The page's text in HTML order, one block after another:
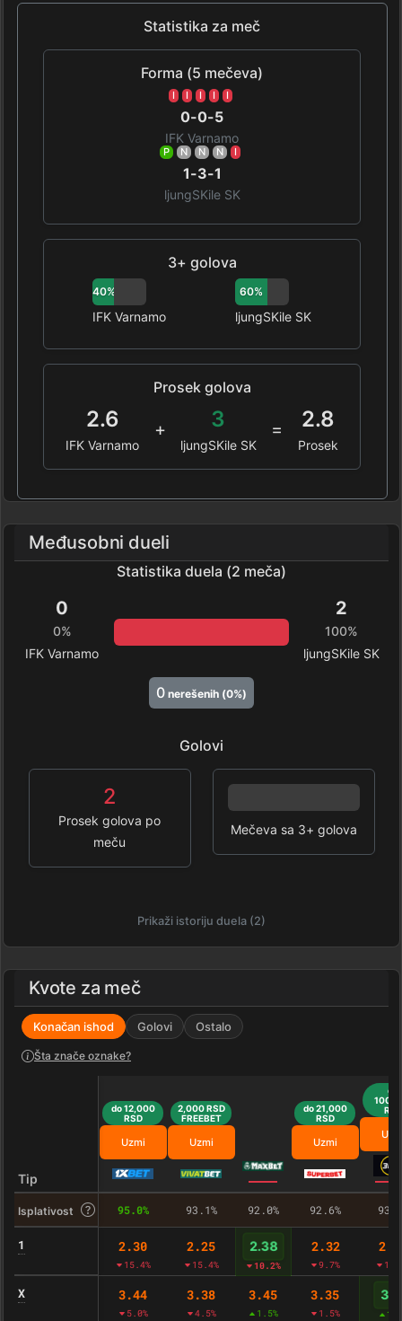
Statistika za meč
Forma (5 mečeva)
I I I I I
0-0-5
IFK Varnamo
P N N N I
1-3-1
ljungSKile SK
3+ golova
40%
IFK Varnamo
60%
ljungSKile SK
Prosek golova
2.6
IFK Varnamo
+ 3
ljungSKile SK
= 2.8
Prosek
Međusobni dueli
Statistika duela (2 meča)
0
0%
IFK Varnamo
2
100%
ljungSKile SK
0 nerešenih (0%)
Golovi
2
Prosek golova po
meču
Mečeva sa 3+ golova
Prikaži istoriju duela (2)
Kvote za meč
Konačan ishod Golovi Ostalo
Šta znače oznake?
Tip
do 12,000
RSD
Uzmi
2,000 RSD
FREEBET
Uzmi
do 21,000
RSD
Uzmi
do
RSD
Isplativost 95.0% 93.1% 92.0% 92.6%
1 2.30
15.4%
2.25
15.4%
2.38
10.2%
2.32
9.7%
X 3.44
5.0%
3.38
4.5%
3.45
1.5%
3.35
1.5%